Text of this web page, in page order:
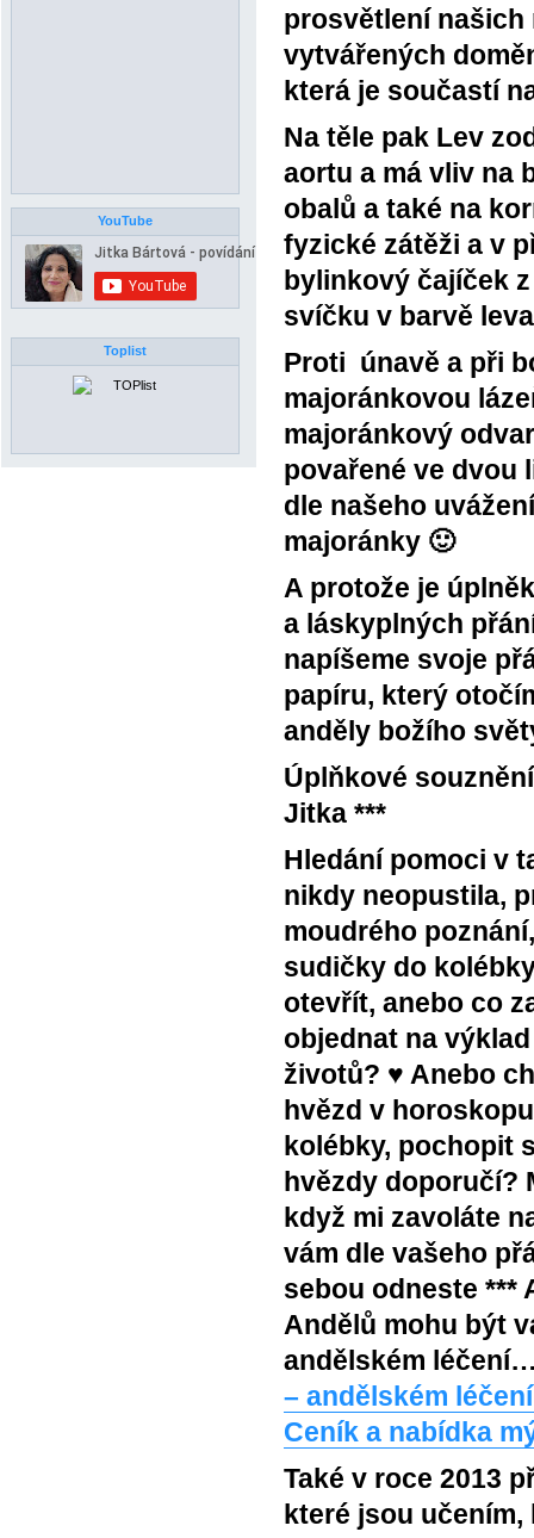
prosvětlení našich
vytvářených
která je součastí
Na těle pak Lev
aortu a má vliv na
obalů a také na
fyzické zátěži a v
bylinkový čajíček
svíčku v barvě
Proti únavě a při
majoránkovou
majoránkový
povařené ve dvou
dle našeho
majoránky 🙂
A protože je
a láskyplných
napíšeme svoje
papíru, který
anděly božího
Úplňkové
Jitka ***
Hledání pomoci v
nikdy neopustila,
moudrého
sudičky do
otevřít, anebo co
objednat na
životů? ♥ Anebo
hvězd v
kolébky, pochopit
hvězdy doporučí?
když mi zavoláte
vám dle vašeho
sebou odneste ***
Andělů mohu být
andělském
– andělském
Ceník a nabídka
Také v roce 2013
které jsou
YouTube
Toplist